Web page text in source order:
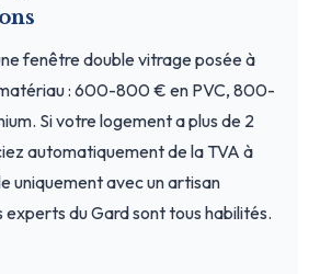
fenêtre double vitrage posée à
: 600-800 € en PVC, 800-
Si votre logement a plus de 2
automatiquement de la TVA à
uniquement avec un artisan
experts du Gard sont tous habilités.